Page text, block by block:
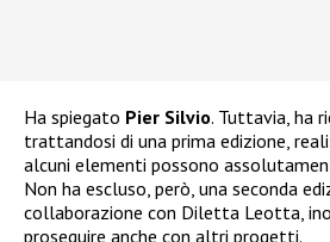
Ha spiegato Pier Silvio. Tuttavia, ha
trattandosi di una prima edizione,
alcuni elementi possono
Non ha escluso, però, una seconda
collaborazione con Diletta Leotta,
proseguire anche con altri progetti.